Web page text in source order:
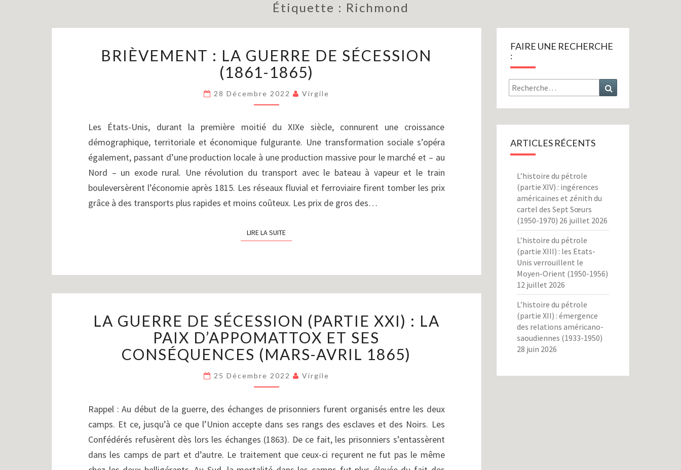
Étiquette : Richmond
:
LA
GUERRE
DE
SÉCESSION
1865)
BRIÈVEMENT : LA GUERRE DE SÉCESSION
(1861-1865)
28 Décembre 2022 Virgile
Les États-Unis, durant la première moitié du XIXe siècle, connurent une croissance
démographique, territoriale et économique fulgurante. Une transformation sociale s’opéra
également, passant d’une production locale à une production massive pour le marché et – au
Nord – un exode rural. Une révolution du transport avec le bateau à vapeur et le train
bouleversèrent l’économie après 1815. Les réseaux fluvial et ferroviaire firent tomber les prix
grâce à des transports plus rapides et moins coûteux. Les prix de gros des…
LIRE LA SUITELIRE LA SUITE
GUERRE
DE
SÉCESSION
(PARTIE
XXI)
:
PAIX
D’APPOMATTOX
ET
SES
CONSÉQUENCES
LA GUERRE DE SÉCESSION (PARTIE XXI) : LA
PAIX D’APPOMATTOX ET SES
CONSÉQUENCES (MARS-AVRIL 1865)
25 Décembre 2022 Virgile
Rappel : Au début de la guerre, des échanges de prisonniers furent organisés entre les deux
camps. Et ce, jusqu’à ce que l’Union accepte dans ses rangs des esclaves et des Noirs. Les
Confédérés refusèrent dès lors les échanges (1863). De ce fait, les prisonniers s’entassèrent
dans les camps de part et d’autre. Le traitement que ceux-ci reçurent ne fut pas le même
FAIRE UNE RECHERCHE
:
Rechercher :
ARTICLES RÉCENTS
L’histoire du pétrole
(partie XIV) : ingérences
américaines et zénith du
cartel des Sept Sœurs
(1950-1970) 26 juillet 2026
L’histoire du pétrole
(partie XIII) : les Etats-
Unis verrouillent le
Moyen-Orient (1950-1956)
12 juillet 2026
L’histoire du pétrole
(partie XII) : émergence
des relations américano-
saoudiennes (1933-1950)
28 juin 2026